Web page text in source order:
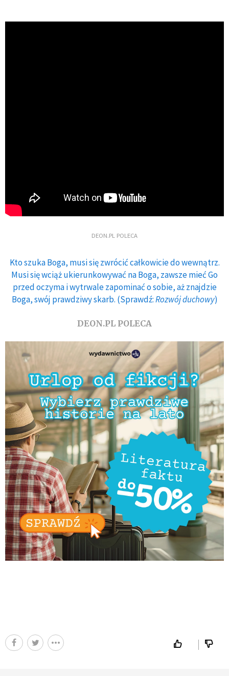
DEON.PL POLECA
Kto szuka Boga, musi się zwrócić całkowicie do wewnątrz.
Musi się wciąż ukierunkowywać na Boga, zawsze mieć Go
przed oczyma i wytrwale zapominać o sobie, aż znajdzie
Boga, swój prawdziwy skarb. (Sprawdź:Rozwój duchowy)
DEON.PL POLECA